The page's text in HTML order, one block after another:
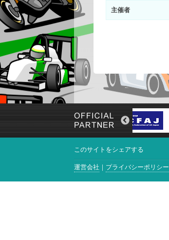
主催者
このサイトをシェアする
運営会社 プライバシーポリシー